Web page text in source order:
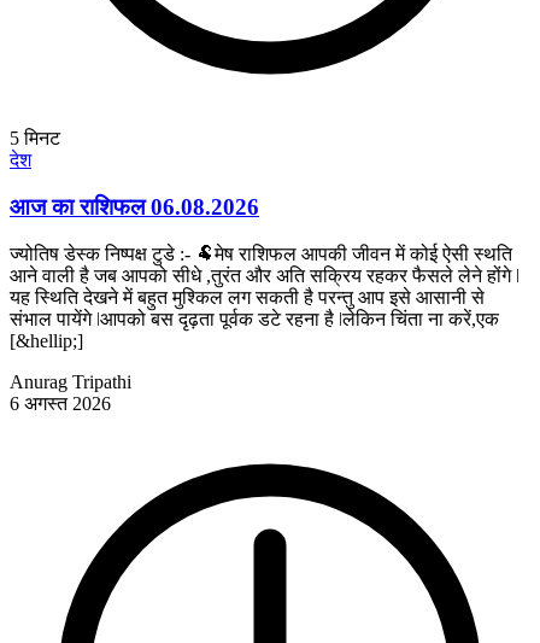
5मिनट
देश
आज का राशिफल 06.08.2026
ज्योतिष डेस्क निष्पक्ष टुडे :- 🐏मेष राशिफल आपकी जीवन में कोई ऐसी स्थति
आने वाली है जब आपको सीधे ,तुरंत और अति सक्रिय रहकर फैसले लेने होंगे ǀ
यह स्थिति देखने में बहुत मुश्किल लग सकती है परन्तु आप इसे आसानी से
संभाल पायेंगे ǀआपको बस दृढ़ता पूर्वक डटे रहना है ǀलेकिन चिंता ना करें,एक
[&hellip;]
Anurag Tripathi
6 अगस्त 2026